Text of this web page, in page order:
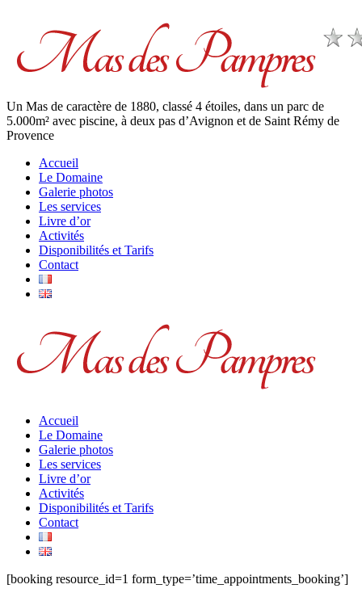
Un Mas de caractère de 1880, classé 4 étoiles, dans un parc de
5.000m² avec piscine, à deux pas d’Avignon et de Saint Rémy de
Provence
Accueil
Le Domaine
Galerie photos
Les services
Livre d’or
Activités
Disponibilités et Tarifs
Contact
Accueil
Le Domaine
Galerie photos
Les services
Livre d’or
Activités
Disponibilités et Tarifs
Contact
[booking resource_id=1 form_type=’time_appointments_booking’]